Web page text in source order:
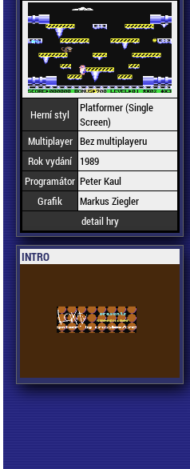
Herní styl
Platformer (Single
Screen)
Multiplayer Bez multiplayeru
Rok vydání
1989
Programátor Peter Kaul
Grafik
Markus Ziegler
detail hry
INTRO